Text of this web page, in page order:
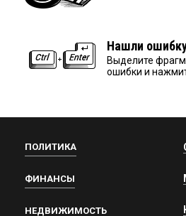
Нашли
Выделите
ошибки и
ПОЛИТИКА
ФИНАНСЫ
НЕДВИЖИМОСТЬ